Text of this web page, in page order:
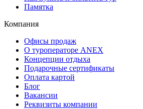
Памятка
Компания
Офисы продаж
О туроператоре ANEX
Концепции отдыха
Подарочные сертификаты
Оплата картой
Блог
Вакансии
Реквизиты компании